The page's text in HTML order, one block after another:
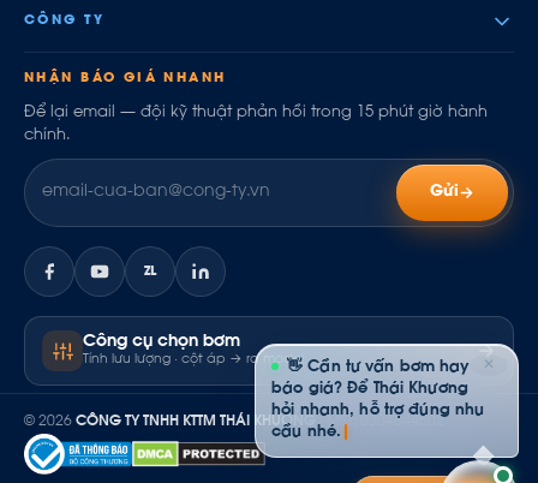
CÔNG TY
NHẬN BÁO GIÁ NHANH
Để lại email — đội kỹ thuật phản hồi trong 15 phút giờ hành
chính.
Gửi
ZL
Công cụ chọn bơm
Tính lưu lượng · cột áp → ra model
© 2026 CÔNG TY TNHH KTTM THÁI KHƯƠNG · MST: 0304844502
✕
👋 Cần tư vấn bơm hay
báo giá? Để Thái Khương
hỏi nhanh, hỗ trợ đúng nhu
cầu nhé.